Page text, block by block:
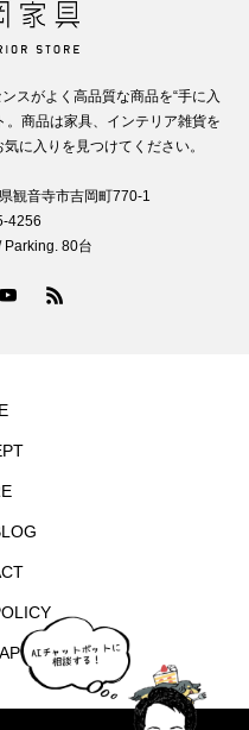
スがよく高品質な商品を“手に入
。商品は家具、インテリア雑貨を
に入りを見つけてください。
観音寺市吉岡町770-1
4256
80台